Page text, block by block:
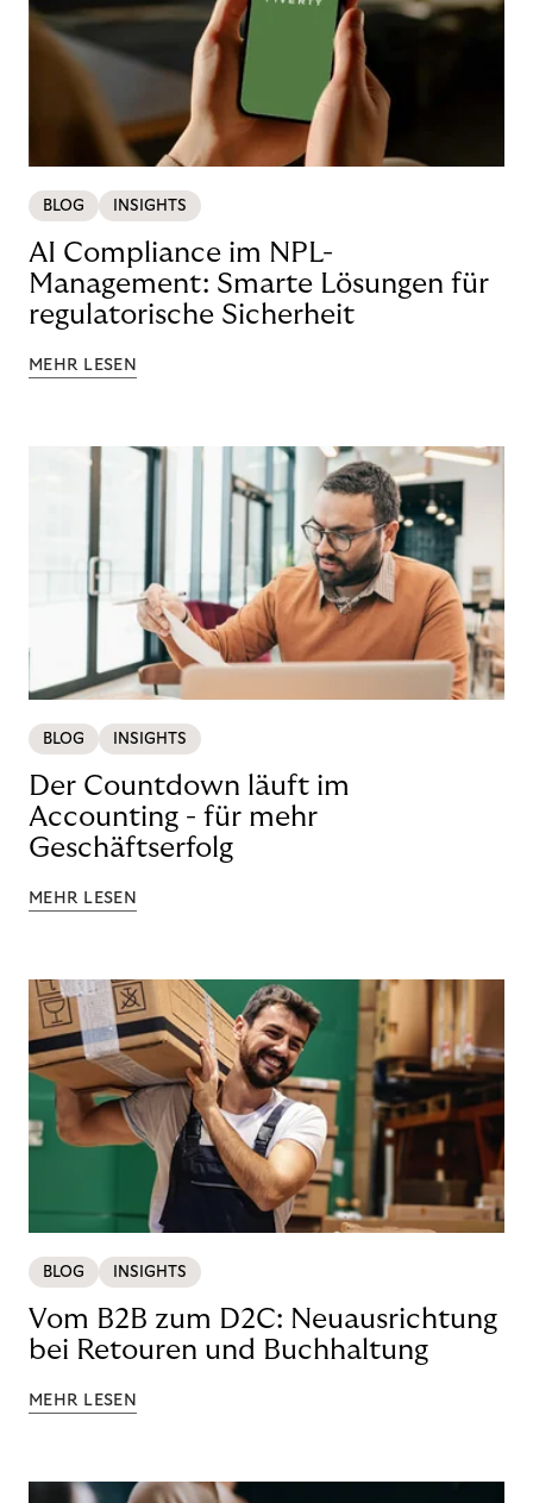
BLOG INSIGHTS
AI Compliance im NPL-
Management: Smarte Lösungen für
regulatorische Sicherheit
MEHR LESEN
BLOG INSIGHTS
Der Countdown läuft im
Accounting - für mehr
Geschäftserfolg
MEHR LESEN
BLOG INSIGHTS
Vom B2B zum D2C: Neuausrichtung
bei Retouren und Buchhaltung
MEHR LESEN